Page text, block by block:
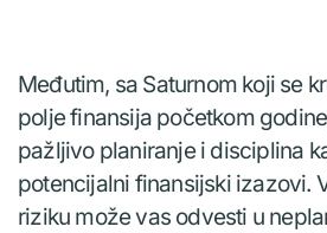
Međutim, sa Saturnom koji se
polje finansija početkom
pažljivo planiranje i disciplina
potencijalni finansijski izazovi.
riziku može vas odvesti u